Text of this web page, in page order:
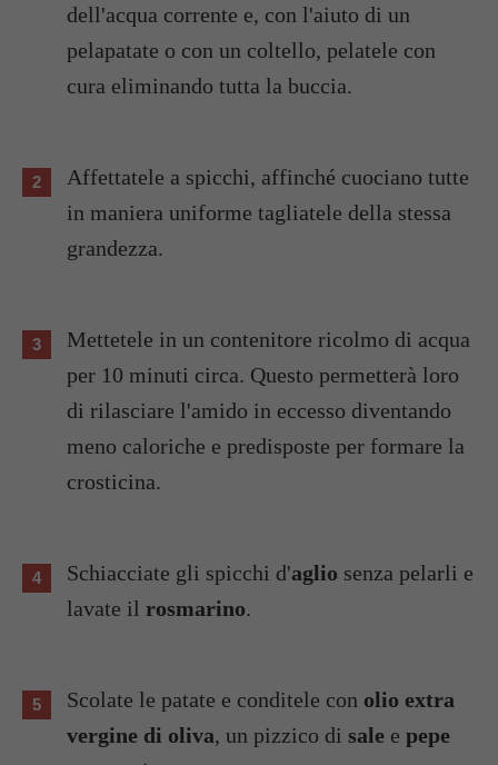
dell'acqua corrente e, con l'aiuto di un
pelapatate o con un coltello, pelatele con
cura eliminando tutta la buccia.
Affettatele a spicchi, affinché cuociano tutte
in maniera uniforme tagliatele della stessa
grandezza.
Mettetele in un contenitore ricolmo di acqua
per 10 minuti circa. Questo permetterà loro
di rilasciare l'amido in eccesso diventando
meno caloriche e predisposte per formare la
crosticina.
Schiacciate gli spicchi d'aglio senza pelarli e
lavate il rosmarino.
Scolate le patate e conditele con olio extra
vergine di oliva, un pizzico di sale e pepe